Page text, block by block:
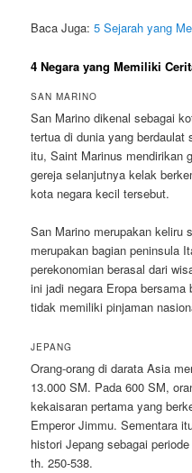
Baca Juga:5 Sejarah yang
4 Negara yang Memiliki
SAN MARINO
San Marino dikenal sebagai
tertua di dunia yang
itu, Saint Marinus mendirikan
gereja selanjutnya kelak
kota negara kecil tersebut.
San Marino merupakan keliru
merupakan bagian peninsula
perekonomian berasal dari
ini jadi negara Eropa bersama
tidak memiliki pinjaman
JEPANG
Orang-orang di darata Asia
13.000 SM. Pada 600 SM,
kekaisaran pertama yang
Emperor Jimmu. Sementara
histori Jepang sebagai
th. 250-538.